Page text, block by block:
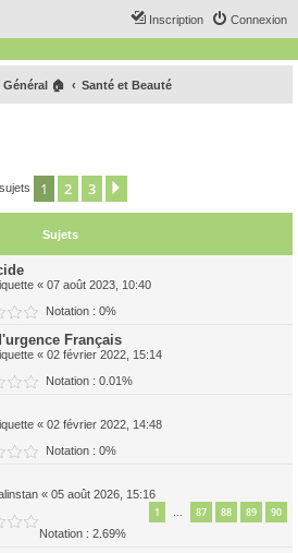
Connexion
Inscription
🏠 Santé et Beauté
1 2 3
Sujets
« 07 août 2023, 10:40
Notation : 0%
Français
« 02 février 2022, 15:14
Notation : 0.01%
« 02 février 2022, 14:48
Notation : 0%
« 05 août 2026, 15:16
1 … 87 88 89 90
Notation : 2.69%